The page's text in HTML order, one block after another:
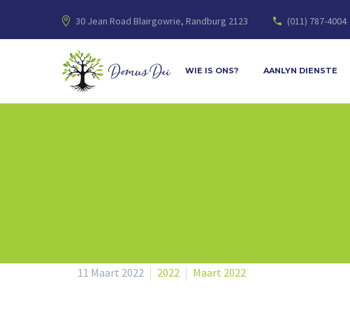
30 Jean Road Blairgowrie, Randburg 2123 (011) 787-4004
WIE IS ONS? AANLYN DIENSTE
11 Maart 2022 2022 Maart 2022